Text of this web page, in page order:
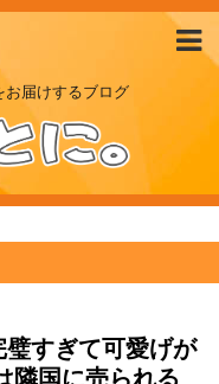
お届けするブログ
すぎて可愛げが
隣国に売られる